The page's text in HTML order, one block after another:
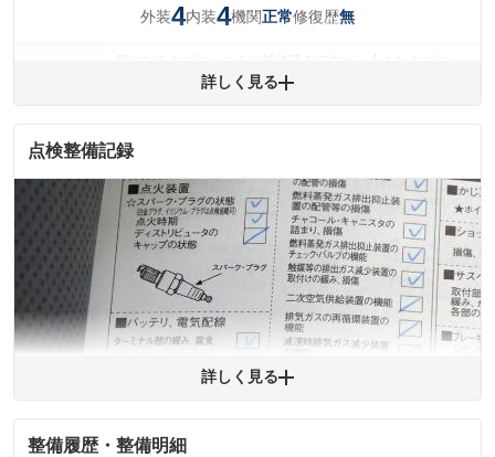
外装4内装4機関正常修復歴無
コミが残っています。
内装
(内装状態)
気になる汚れ等が、部分的にあります。
主要機関に不具合はありません。
修復歴 詳細は鑑定書をご確認ください。
※グー鑑定は保証サービスではございません。購入時は必ず現車をご確認
下さい。
※実際にお渡しするコンディションチェックシートにつきましては、形式
および表示項目が異なる場合がございます。
す。車両情報等の詳細は各販売店へお問い合わせ下さい。
詳しく見る
点検整備記録
詳しく見る
整備履歴・整備明細